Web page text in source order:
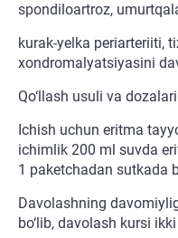
spondiloartroz,
kurak-yelka periarteriiti,
xondromalyatsiyasini
Qo‘llash usuli va dozalari
Ichish uchun eritma
ichimlik 200 ml suvda
1 paketchadan sutkada
Davolashning
bo‘lib, davolash kursi